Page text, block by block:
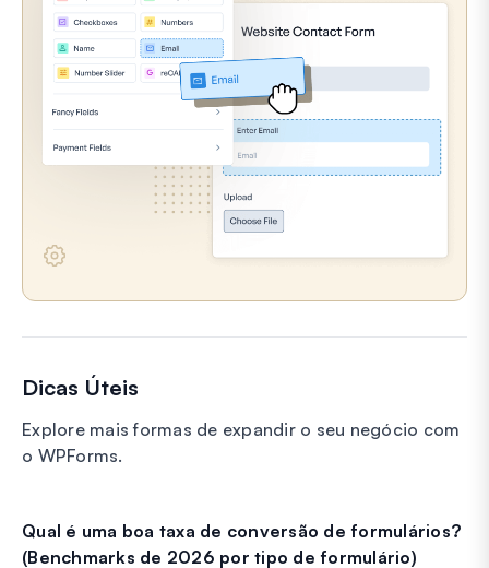
Dicas Úteis
Explore mais formas de expandir o seu negócio com
o WPForms.
Qual é uma boa taxa de conversão de formulários?
(Benchmarks de 2026 por tipo de formulário)